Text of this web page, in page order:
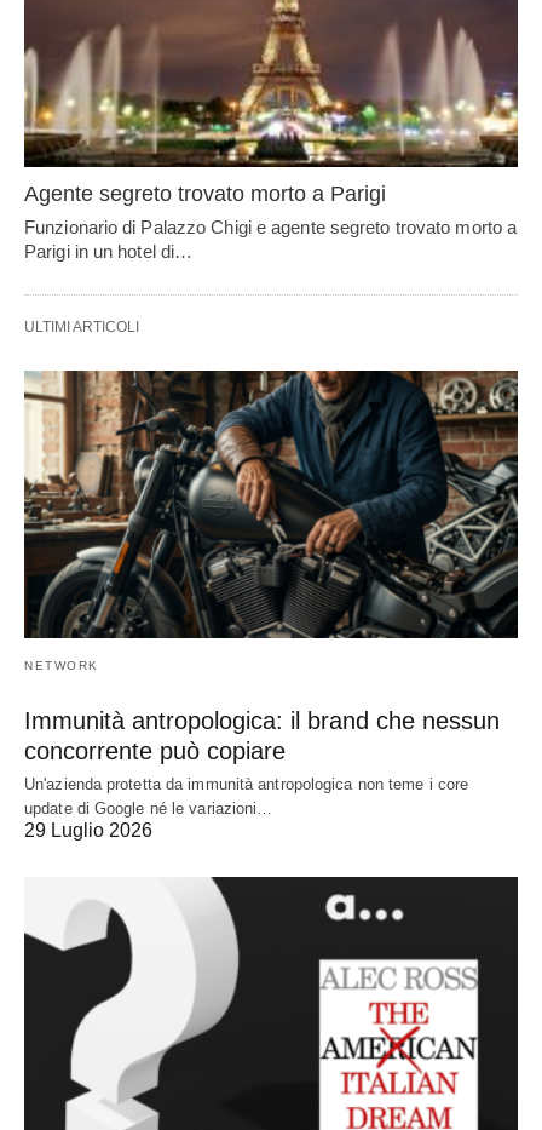
Agente segreto trovato morto a Parigi
Funzionario di Palazzo Chigi e agente segreto trovato morto a
Parigi in un hotel di…
ULTIMI ARTICOLI
NETWORK
Immunità antropologica: il brand che nessun
concorrente può copiare
Un'azienda protetta da immunità antropologica non teme i core
update di Google né le variazioni…
29 Luglio 2026